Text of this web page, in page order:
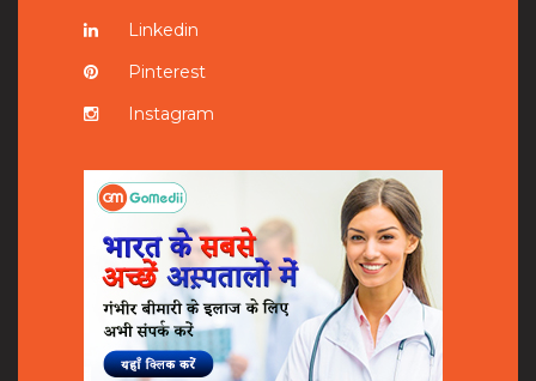
Linkedin
Pinterest
Instagram